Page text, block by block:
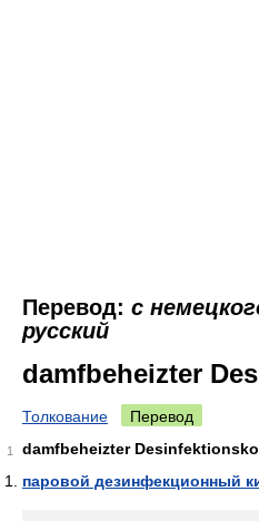
Перевод: с
русский
damfbeheizter
Толкование Перевод
1
damfbeheizter
паровой дезинфекционный